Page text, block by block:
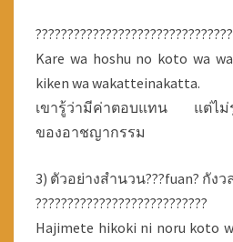
Kare wa hoshu no koto wa
kiken wa wakatteinakatta.
เขารู้ว่ามีค่าตอบแทน แต่ไม่รู
ของอาชญากรรม
3) ตัวอย่างสำนวน???fuan? กัง
???????????????????????????
Hajimete hikoki ni noru koto